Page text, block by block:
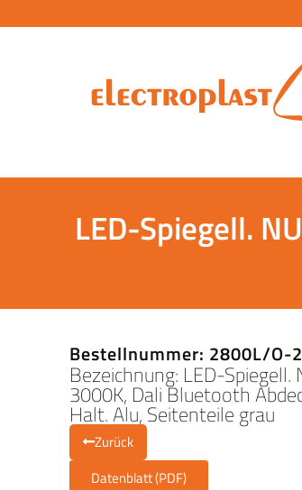
LED-Spiegell.
Bestellnummer: 2800L/O-
Bezeichnung: LED-
3000K, Dali Bluetooth
Halt. Alu, Seitenteile grau
Zurück
Datenblatt (PDF)